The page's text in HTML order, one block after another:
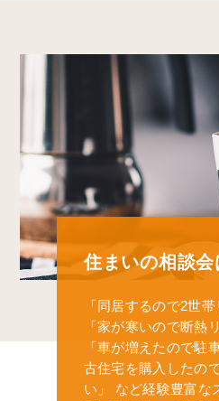
住まいの相談会
「同居するので2世
「家が寒いので断熱
「車が増えたので駐
古住宅を購入したの
い」
など経験豊富な